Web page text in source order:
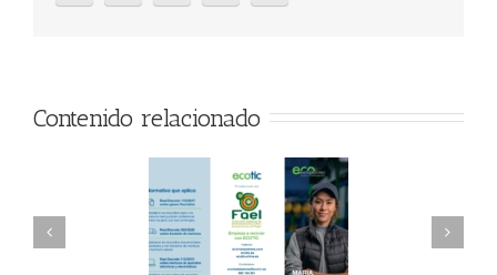
Contenido relacionado
AAEL y
FAEL, Ecoasimelec y
Parque Joyero